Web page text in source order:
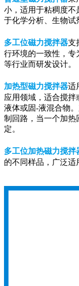
小，适用于粘稠度不
于化学分析、生物试
多工位磁力搅拌器支
行环境的一致性，专
等行业而研发设计。
加热型磁力搅拌器适
应用领域，适合搅
液体或固-液混合物
制回路，当一个加热
定。
多工位加热磁力搅拌
的不同样品，广泛